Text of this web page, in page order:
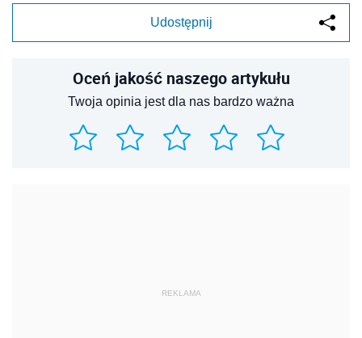
Udostępnij
Oceń jakość naszego artykułu
Twoja opinia jest dla nas bardzo ważna
REKLAMA